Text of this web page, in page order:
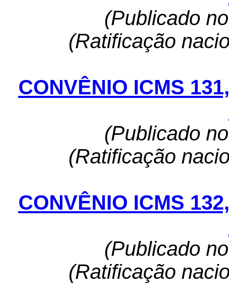
(Publicado
(Ratificação
CONVÊNIO ICMS
(Publicado
(Ratificação
CONVÊNIO ICMS
(Publicado
(Ratificação